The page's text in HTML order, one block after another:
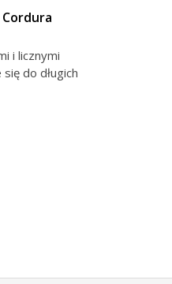
Cordura
i licznymi
do długich